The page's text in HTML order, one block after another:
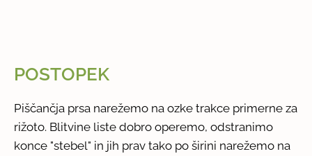
POSTOPEK
Piščančja prsa narežemo na ozke trakce primerne za
rižoto. Blitvine liste dobro operemo, odstranimo
konce "stebel" in jih prav tako po širini narežemo na